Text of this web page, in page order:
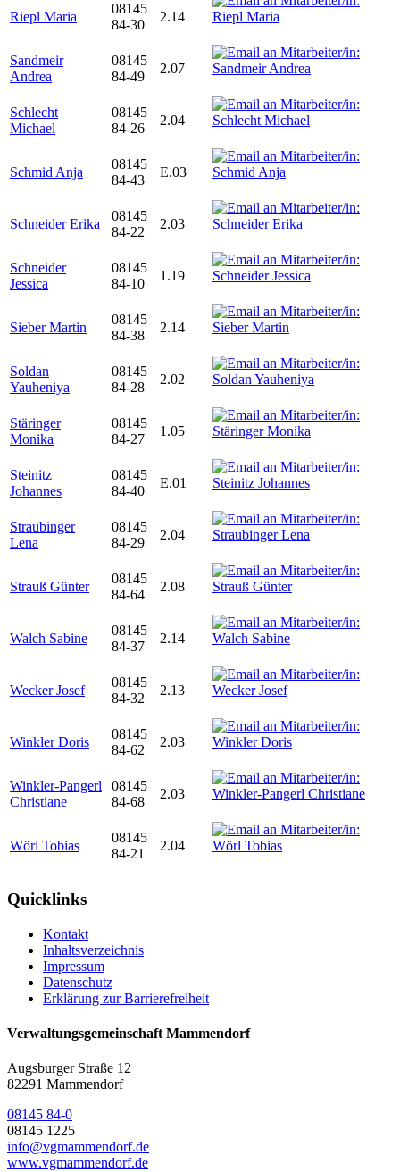
Riepl Maria
08145
84-30
2.14
Sandmeir
Andrea
08145
84-49
2.07
Schlecht
Michael
08145
84-26
2.04
Schmid Anja
08145
84-43
E.03
Schneider Erika
08145
84-22
2.03
Schneider
Jessica
08145
84-10
1.19
Sieber Martin
08145
84-38
2.14
Soldan
Yauheniya
08145
84-28
2.02
Stäringer
Monika
08145
84-27
1.05
Steinitz
Johannes
08145
84-40
E.01
Straubinger
Lena
08145
84-29
2.04
Strauß Günter
08145
84-64
2.08
Walch Sabine
08145
84-37
2.14
Wecker Josef
08145
84-32
2.13
Winkler Doris
08145
84-62
2.03
Winkler-Pangerl
Christiane
08145
84-68
2.03
Wörl Tobias
08145
84-21
2.04
Quicklinks
Kontakt
Inhaltsverzeichnis
Impressum
Datenschutz
Erklärung zur Barrierefreiheit
Verwaltungsgemeinschaft Mammendorf
Augsburger Straße 12
82291 Mammendorf
08145 84-0
08145 1225
info@vgmammendorf.de
www.vgmammendorf.de